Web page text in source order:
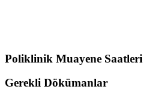
Poliklinik Muayene Saatleri
Gerekli Dökümanlar